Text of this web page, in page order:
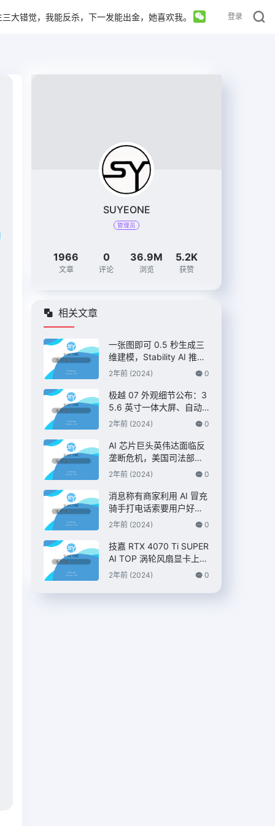
三大错觉，我能反杀，下一发能出金，她喜欢我。 登录
SUYEONE
管理员
1966
文章
0
评论
36.9M
浏览
5.2K
获赞
相关文章
一张图即可 0.5 秒生成三
维建模，Stability AI 推出
“Stable Fast 3D”模型
2年前 (2024) 0
极越 07 外观细节公布：3
5.6 英寸一体大屏、自动
升降尾翼，定位 C 级纯电
2年前 (2024) 0
AI 芯片巨头英伟达面临反
垄断危机，美国司法部双
管齐下展开调查 – IT之家
2年前 (2024) 0
消息称有商家利用 AI 冒充
骑手打电话索要用户好
评，“平台考核”、“高温补
2年前 (2024) 0
技嘉 RTX 4070 Ti SUPER
AI TOP 涡轮风扇显卡上
市，7399 元
2年前 (2024) 0